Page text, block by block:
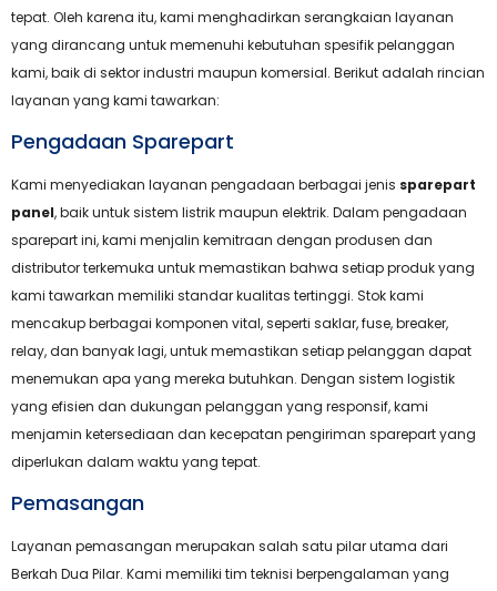
tepat. Oleh karena itu, kami menghadirkan serangkaian layanan
yang dirancang untuk memenuhi kebutuhan spesifik pelanggan
kami, baik di sektor industri maupun komersial. Berikut adalah rincian
layanan yang kami tawarkan:
Pengadaan Sparepart
Kami menyediakan layanan pengadaan berbagai jenis sparepart
panel, baik untuk sistem listrik maupun elektrik. Dalam pengadaan
sparepart ini, kami menjalin kemitraan dengan produsen dan
distributor terkemuka untuk memastikan bahwa setiap produk yang
kami tawarkan memiliki standar kualitas tertinggi. Stok kami
mencakup berbagai komponen vital, seperti saklar, fuse, breaker,
relay, dan banyak lagi, untuk memastikan setiap pelanggan dapat
menemukan apa yang mereka butuhkan. Dengan sistem logistik
yang efisien dan dukungan pelanggan yang responsif, kami
menjamin ketersediaan dan kecepatan pengiriman sparepart yang
diperlukan dalam waktu yang tepat.
Pemasangan
Layanan pemasangan merupakan salah satu pilar utama dari
Berkah Dua Pilar. Kami memiliki tim teknisi berpengalaman yang